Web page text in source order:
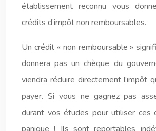
établissement reconnu vous
crédits d’impôt non remboursables.
Un crédit « non remboursable »
donnera pas un chèque du
viendra réduire directement l’impôt
payer. Si vous ne gagnez pas
durant vos études pour utiliser ces